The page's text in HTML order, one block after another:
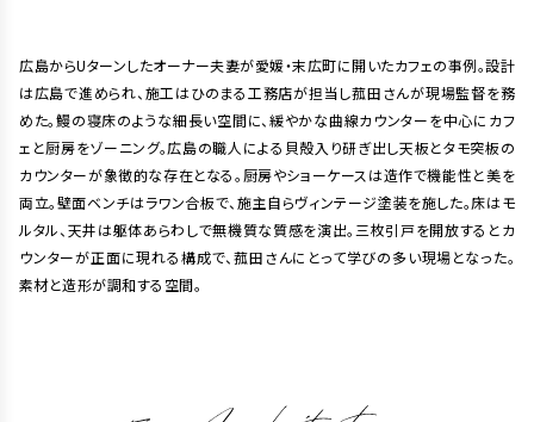
広島からUターンしたオーナー夫妻が愛媛・末広町に開いたカフェの事例。設計
は広島で進められ、施工はひのまる工務店が担当し菰田さんが現場監督を務
めた。鰻の寝床のような細長い空間に、緩やかな曲線カウンターを中心にカフ
ェと厨房をゾーニング。広島の職人による貝殻入り研ぎ出し天板とタモ突板の
カウンターが象徴的な存在となる。厨房やショーケースは造作で機能性と美を
両立。壁面ベンチはラワン合板で、施主自らヴィンテージ塗装を施した。床はモ
ルタル、天井は躯体あらわしで無機質な質感を演出。三枚引戸を開放するとカ
ウンターが正面に現れる構成で、菰田さんにとって学びの多い現場となった。
素材と造形が調和する空間。